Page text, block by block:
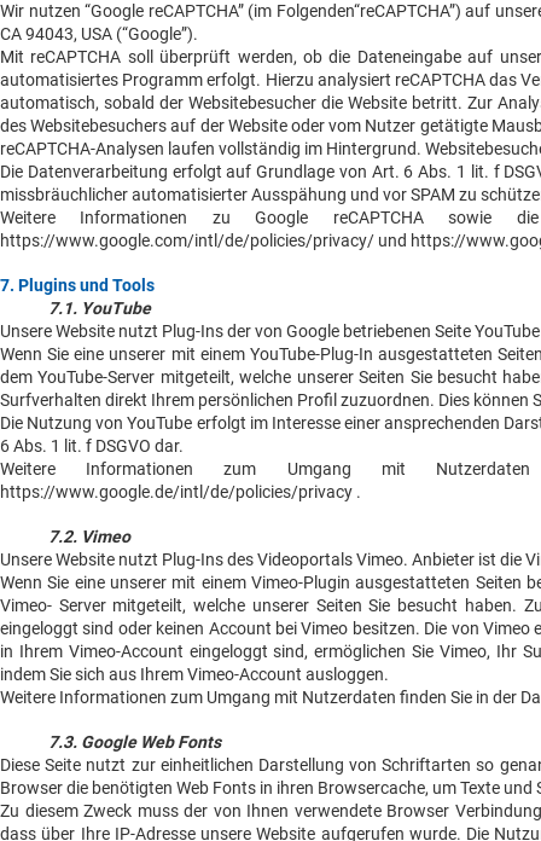
Wir nutzen “Google reCAPTCHA” (im Folgenden“reCAPTCHA”) auf
CA 94043, USA (“Google”).
Mit reCAPTCHA soll überprüft werden, ob die Dateneingabe auf
automatisiertes Programm erfolgt. Hierzu analysiert reCAPTCHA das
automatisch, sobald der Websitebesucher die Website betritt. Zur
des Websitebesuchers auf der Website oder vom Nutzer getätigte
reCAPTCHA-Analysen laufen vollständig im Hintergrund.
Die Datenverarbeitung erfolgt auf Grundlage von Art. 6 Abs. 1 lit. f
missbräuchlicher automatisierter Ausspähung und vor SPAM zu
Weitere Informationen zu Google reCAPTCHA sowie
https://www.google.com/intl/de/policies/privacy/ und https://
7. Plugins und Tools
7.1. YouTube
Unsere Website nutzt Plug-Ins der von Google betriebenen Seite
Wenn Sie eine unserer mit einem YouTube-Plug-In ausgestatteten
dem YouTube-Server mitgeteilt, welche unserer Seiten Sie besucht
Surfverhalten direkt Ihrem persönlichen Profil zuzuordnen. Dies können
Die Nutzung von YouTube erfolgt im Interesse einer ansprechenden
6 Abs. 1 lit. f DSGVO dar.
Weitere Informationen zum Umgang mit
https://www.google.de/intl/de/policies/privacy .
7.2. Vimeo
Unsere Website nutzt Plug-Ins des Videoportals Vimeo. Anbieter ist die
Wenn Sie eine unserer mit einem Vimeo-Plugin ausgestatteten Seiten
Vimeo- Server mitgeteilt, welche unserer Seiten Sie besucht haben.
eingeloggt sind oder keinen Account bei Vimeo besitzen. Die von
in Ihrem Vimeo-Account eingeloggt sind, ermöglichen Sie Vimeo, Ihr
indem Sie sich aus Ihrem Vimeo-Account ausloggen.
Weitere Informationen zum Umgang mit Nutzerdaten finden Sie in der
7.3. Google Web Fonts
Diese Seite nutzt zur einheitlichen Darstellung von Schriftarten so
Browser die benötigten Web Fonts in ihren Browsercache, um Texte
Zu diesem Zweck muss der von Ihnen verwendete Browser
dass über Ihre IP-Adresse unsere Website aufgerufen wurde. Die